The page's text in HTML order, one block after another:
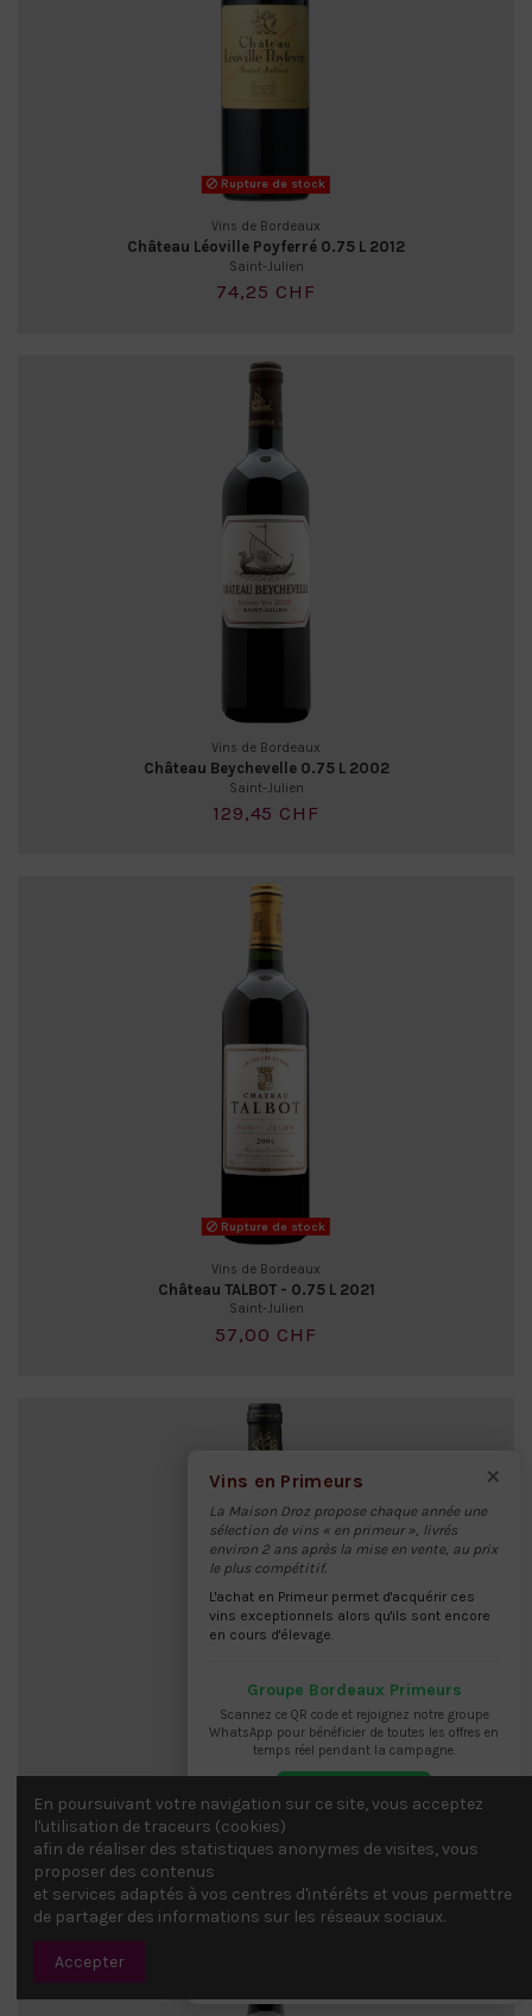
Rupture de stock
Vins de Bordeaux
Château Léoville Poyferré 0.75 L 2012
Saint-Julien
74,25 CHF
Vins de Bordeaux
Château Beychevelle 0.75 L 2002
Saint-Julien
129,45 CHF
Rupture de stock
Vins de Bordeaux
Château TALBOT - 0.75 L 2021
Saint-Julien
57,00 CHF
AMIRAL DE BEYCHEVELLE- 0.75 2021
Saint-Julien
46,00 CHF
×
Vins en Primeurs
La Maison Droz propose chaque année une
sélection de vins « en primeur », livrés
environ 2 ans après la mise en vente, au prix
le plus compétitif.
L'achat en Primeur permet d'acquérir ces
vins exceptionnels alors qu'ils sont encore
en cours d'élevage.
Groupe Bordeaux Primeurs
Scannez ce QR code et rejoignez notre groupe
WhatsApp pour bénéficier de toutes les offres en
temps réel pendant la campagne.
En poursuivant votre navigation sur ce site, vous acceptez
l'utilisation de traceurs (cookies)
afin de réaliser des statistiques anonymes de visites, vous
proposer des contenus
et services adaptés à vos centres d'intérêts et vous permettre
de partager des informations sur les réseaux sociaux.
Accepter